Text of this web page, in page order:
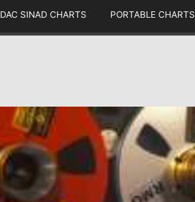
DAC SINAD CHARTS PORTABLE CHARTS